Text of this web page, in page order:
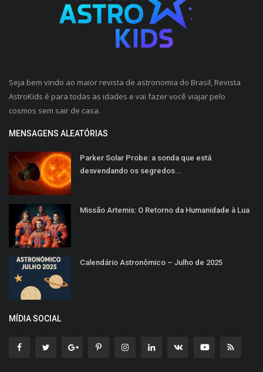
Seja bem vindo ao maior revista de astronomia do Brasil, Revista
AstroKids é para todas as idades e vai fazer você viajar pelo
cosmos sem sair de casa.
MENSAGENS ALEATÓRIAS
Parker Solar Probe: a sonda que está
desvendando os segredos...
Missão Artemis: O Retorno da Humanidade à Lua
Calendário Astronômico – Julho de 2025
MÍDIA SOCIAL